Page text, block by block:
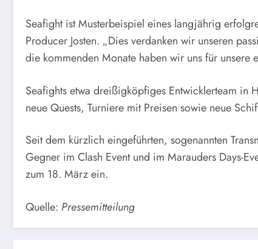
Seafight ist Musterbeispiel eines langjährig
Producer Josten. „Dies verdanken wir unseren
die kommenden Monate haben wir uns für
Seafights etwa dreißigköpfiges Entwicklerteam in
neue Quests, Turniere mit Preisen sowie neue
Seit dem kürzlich eingeführten, sogenannten
Gegner im Clash Event und im Marauders Days-
zum 18. März ein.
Quelle: Pressemitteilung